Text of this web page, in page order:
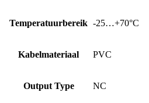
Temperatuurbereik -25…+70°C
Kabelmateriaal PVC
Output Type NC